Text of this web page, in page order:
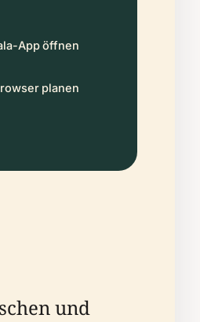
App öffnen
planen
und